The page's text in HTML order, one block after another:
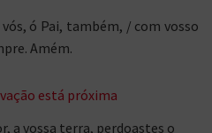
ó Pai, também, / com vosso
Amém.
está próxima
a vossa terra, perdoastes o